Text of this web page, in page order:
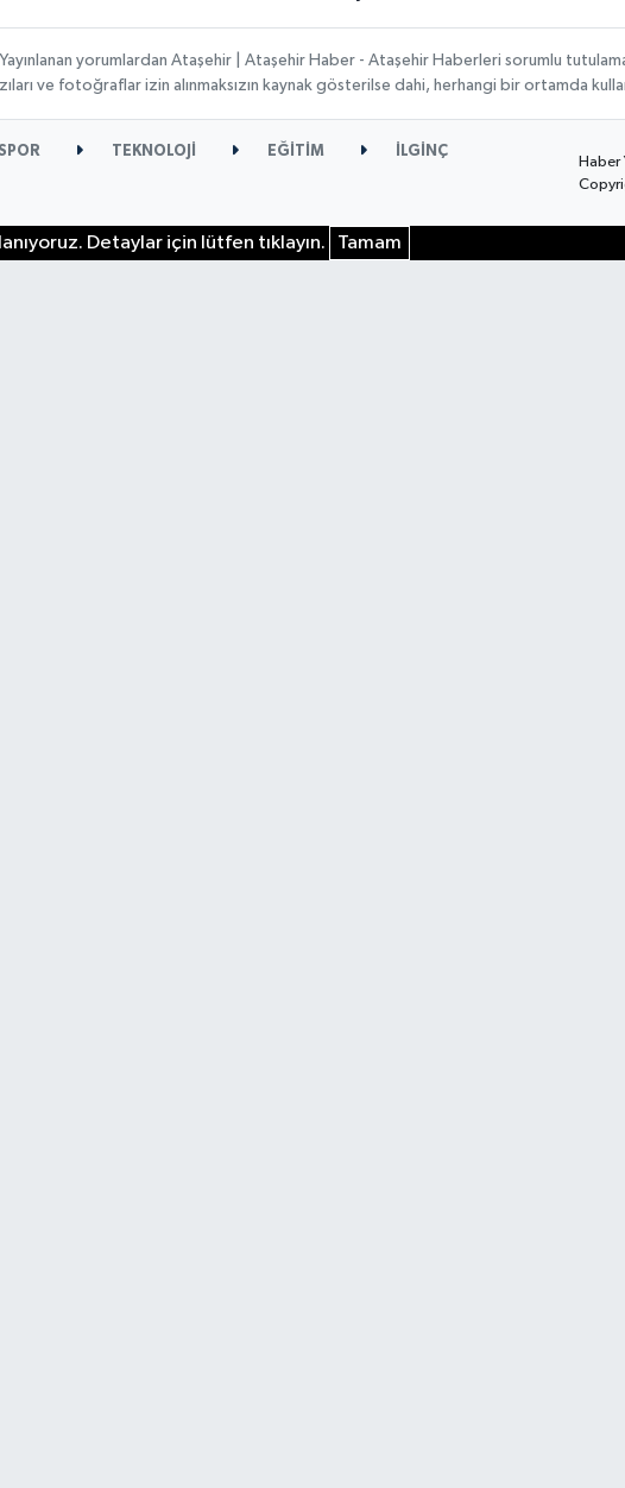
yorumlardan Ataşehir | Ataşehir Haber - Ataşehir Haberleri sorumlu
ve fotoğraflar izin alınmaksızın kaynak gösterilse dahi, herhangi bir ortamda
TEKNOLOJİ EĞİTİM
İLGİNÇ
Haber
Detaylar için lütfen tıklayın. Tamam